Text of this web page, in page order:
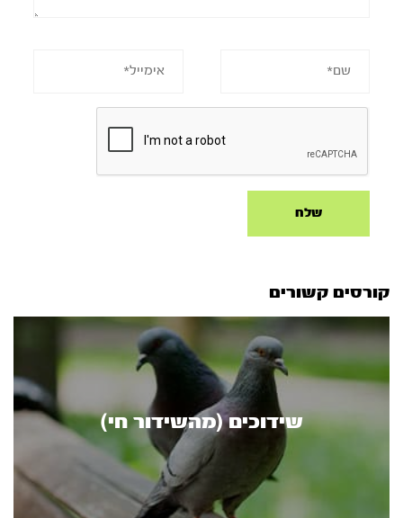
קורסים קשורים
שידוכים (מהשידור חי)